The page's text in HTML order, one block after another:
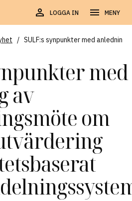
LOGGA IN MENY
/ SULF:s synpunkter med
med
av
om